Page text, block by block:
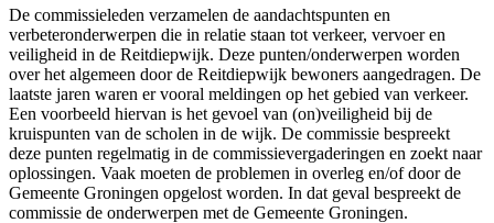
De commissieleden verzamelen de aandachtspunten en
verbeteronderwerpen die in relatie staan tot verkeer, vervoer en
veiligheid in de Reitdiepwijk. Deze punten/onderwerpen worden
over het algemeen door de Reitdiepwijk bewoners aangedragen. De
laatste jaren waren er vooral meldingen op het gebied van verkeer.
Een voorbeeld hiervan is het gevoel van (on)veiligheid bij de
kruispunten van de scholen in de wijk. De commissie bespreekt
deze punten regelmatig in de commissievergaderingen en zoekt naar
oplossingen. Vaak moeten de problemen in overleg en/of door de
Gemeente Groningen opgelost worden. In dat geval bespreekt de
commissie de onderwerpen met de Gemeente Groningen.